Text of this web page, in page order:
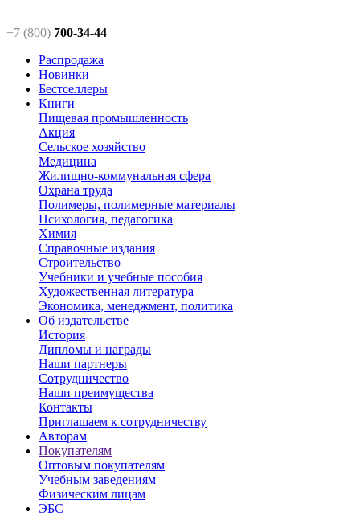
+7 (800) 700-34-44
Распродажа
Новинки
Бестселлеры
Книги
Пищевая промышленность
Акция
Сельское хозяйство
Медицина
Жилищно-коммунальная сфера
Охрана труда
Полимеры, полимерные материалы
Психология, педагогика
Химия
Справочные издания
Строительство
Учебники и учебные пособия
Художественная литература
Экономика, менеджмент, политика
Об издательстве
История
Дипломы и награды
Наши партнеры
Сотрудничество
Наши преимущества
Контакты
Приглашаем к сотрудничеству
Авторам
Покупателям
Оптовым покупателям
Учебным заведениям
Физическим лицам
ЭБС